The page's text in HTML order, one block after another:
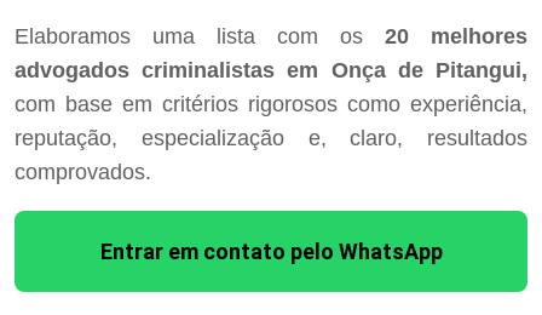
Elaboramos uma lista com os 20 melhores
advogados criminalistas em Onça de Pitangui,
com base em critérios rigorosos como experiência,
reputação, especialização e, claro, resultados
comprovados.
Entrar em contato pelo WhatsApp